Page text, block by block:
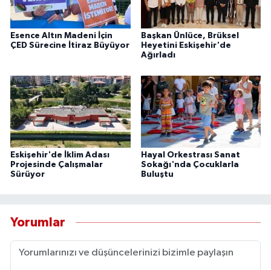
Esence Altın Madeni İçin
ÇED Sürecine İtiraz Büyüyor
Başkan Ünlüce, Brüksel
Heyetini Eskişehir'de
Ağırladı
Eskişehir'de İklim Adası
Projesinde Çalışmalar
Sürüyor
Hayal Orkestrası Sanat
Sokağı'nda Çocuklarla
Buluştu
Yorumlar